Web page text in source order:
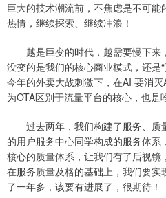
巨大的技术潮流前，不焦虑是不可
热情，继续探索、继续冲浪！
越是巨变的时代，越需要慢下来
没变的是我们的核心商业模式，还是
今年的外卖大战刺激下，在AI 要消
为OTA区别于流量平台的核心，也是
过去两年，我们构建了服务、质
的用户服务中心同学构成的服务体
核心的质量体系，让我们有了后视镜
在服务质量及格的基础上，我们要
了一年多，该要有进展了，很期待！